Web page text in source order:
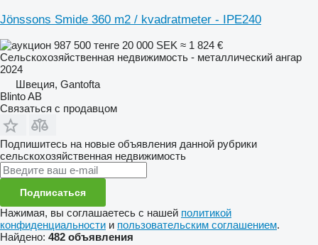
Jönssons Smide 360 m2 / kvadratmeter - IPE240
987 500 тенге 20 000 SEK ≈ 1 824 €
Сельскохозяйственная недвижимость - металлический ангар
2024
Швеция, Gantofta
Blinto AB
Связаться с продавцом
Подпишитесь на новые объявления данной рубрики
сельскохозяйственная недвижимость
Подписаться
Нажимая, вы соглашаетесь с нашей политикой
конфиденциальности и пользовательским соглашением.
Найдено: 482 объявления